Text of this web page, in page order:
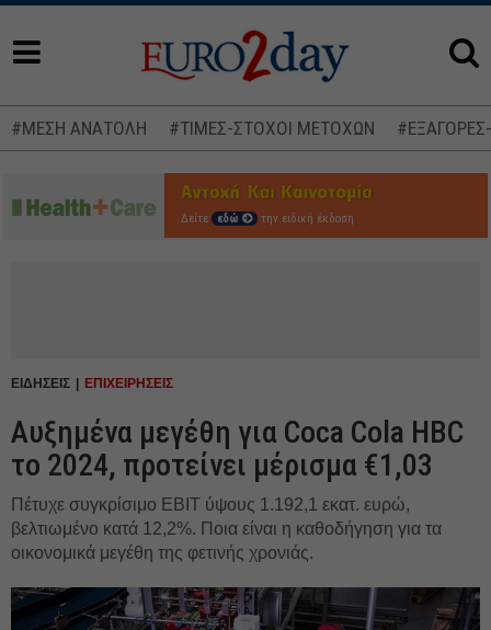
#ΜΕΣΗ ΑΝΑΤΟΛΗ #ΤΙΜΕΣ-ΣΤΟΧΟΙ ΜΕΤΟΧΩΝ
Δείτε εδώ την ειδική έκδοση
ΕΙΔΗΣΕΙΣ ΕΠΙΧΕΙΡΗΣΕΙΣ
Αυξημένα μεγέθη για Coca Cola HBC
το 2024, προτείνει μέρισμα €1,03
Πέτυχε συγκρίσιμο EBIT ύψους 1.192,1 εκατ. ευρώ,
βελτιωμένο κατά 12,2%. Ποια είναι η καθοδήγηση για τα
οικονομικά μεγέθη της φετινής χρονιάς.